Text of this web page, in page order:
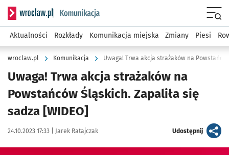
Serwis informacyjny wroclaw.pl podserwis: Komunikacja
Aktualności Rozkłady Komunikacja miejska Zmiany Piesi
wroclaw.pl Komunikacja
Uwaga! Trwa akcja strażaków na
Powstańców Śląskich. Zapaliła się
sadza [WIDEO]
Data publikacji:
24.10.2023 17:33 | Autor:
Jarek Ratajczak Udostępnijartykuł